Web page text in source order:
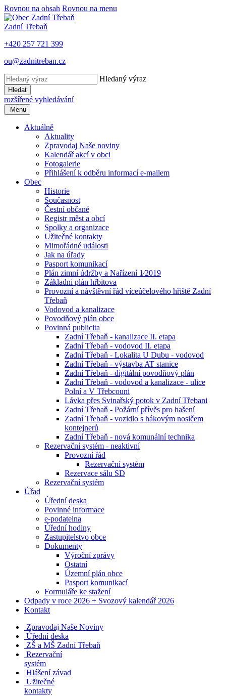
Rovnou na obsah Rovnou na menu
Zadní Třebaň
+420 257 721 399
ou@zadnitreban.cz
Hledaný výraz
Hledat
rozšířené vyhledávání
Menu
Aktuálně
Aktuality
Zpravodaj Naše noviny
Kalendář akcí v obci
Fotogalerie
Přihlášení k odběru informací e-mailem
Obec
Historie
Současnost
Čestní občané
Registr měst a obcí
Spolky a organizace
Užitečné kontakty
Mimořádné události
Jak na úřady
Pasport komunikací
Plán zimní údržby a Nařízení 1⁄2019
Základní plán hřbitova
Provozní a návštěvní řád víceúčelového hřiště Zadní
Třebaň
Vodovod a kanalizace
Povodňový plán obce
Povinná publicita
Zadní Třebaň - kanalizace II. etapa
Zadní Třebaň - vodovod II. etapa
Zadní Třebaň - Lokalita U Dubu - vodovod
Zadní Třebaň - výstavba AT stanice
Zadní Třebaň - digitální povodňový plán
Zadní Třebaň - vodovod a kanalizace - ulice
Polní a V Třebcouni
Lávka přes Svinařský potok v Zadní Třebani
Zadní Třebaň - Požární přívěs pro hašení
Zadní Třebaň - vozidlo s hákovým nosičem
kontejnerů
Zadní Třebaň - nová komunální technika
Rezervační systém - neaktivní
Provozní řád
Rezervační systém
Rezervace sálu SD
Rezervační systém
Úřad
Úřední deska
Povinné informace
e-podatelna
Úřední hodiny
Zastupitelstvo obce
Dokumenty
Výroční zprávy
Ostatní
Územní plán obce
Pasport komunikací
Formuláře ke stažení
Odpady v roce 2026 + Svozový kalendář 2026
Kontakt
Zpravodaj Naše Noviny
Úřední deska
ZŠ a MŠ Zadní Třebaň
Rezervační
systém
Hlášení závad
Užitečné
kontakty